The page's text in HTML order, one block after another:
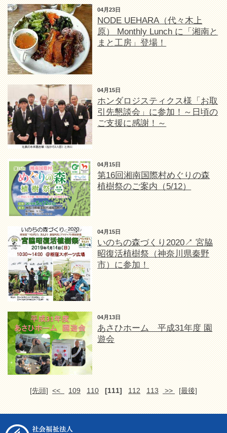
04月23日
NODE UEHARA（代々木上
原） Monthly Lunch に「湘南と
まと工房」登場！
04月15日
ホンダロジスティクス様「お取
引先懇談会」に参加！～日頃の
ご支援に感謝！～
04月15日
第16回湘南国際村めぐりの森
植樹祭のご案内（5/12）
04月15日
いのちの森づくり2020↗ 宮脇
昭復活植樹祭（神奈川県秦野
市）に参加！
04月13日
あさひホーム 平成31年度 園
遊会
[先頭] << 109 110 [111] 112 113 >> [最後]